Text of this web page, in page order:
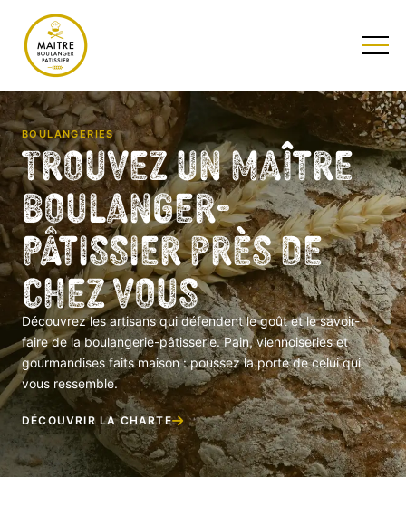
BOULANGERIES
Trouvez un Maître
Boulanger-
Pâtissier près de
chez vous
Découvrez les artisans qui défendent le goût et le savoir-
faire de la boulangerie-pâtisserie. Pain, viennoiseries et
gourmandises faits maison : poussez la porte de celui qui
vous ressemble.
DÉCOUVRIR LA CHARTE